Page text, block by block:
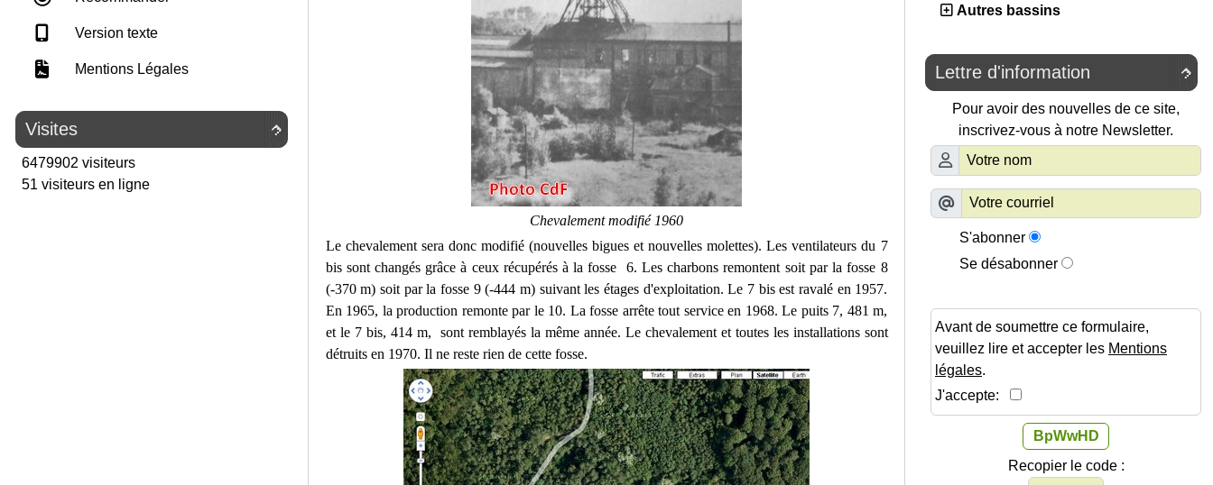
Version texte
Mentions Légales

Visites
6479902 visiteurs
51 visiteurs en ligne
Chevalement modifié 1960
Le chevalement sera donc modifié (nouvelles bigues et nouvelles molettes). Les ventilateurs du 7
bis sont changés grâce à ceux récupérés à la fosse 6. Les charbons remontent soit par la fosse 8
(-370 m) soit par la fosse 9 (-444 m) suivant les étages d'exploitation. Le 7 bis est ravalé en 1957.
En 1965, la production remonte par le 10. La fosse arrête tout service en 1968. Le puits 7, 481 m,
et le 7 bis, 414 m, sont remblayés la même année. Le chevalement et toutes les installations sont
détruits en 1970. Il ne reste rien de cette fosse.
Autres bassins

Lettre d'information
Pour avoir des nouvelles de ce site,
inscrivez-vous à notre Newsletter.
S'abonner
Se désabonner
Avant de soumettre ce formulaire,
veuillez lire et accepter les Mentions
légales.
J'accepte:
BpWwHD
Recopier le code :